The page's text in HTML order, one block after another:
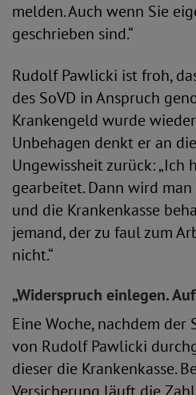
melden. Auch wenn Sie
geschrieben sind.“
Rudolf Pawlicki ist froh,
des SoVD in Anspruch
Krankengeld wurde
Unbehagen denkt er an
Ungewissheit zurück: „Ich
gearbeitet. Dann wird
und die Krankenkasse
jemand, der zu faul zum
nicht.“
„Widerspruch einlegen.
Eine Woche, nachdem der
von Rudolf Pawlicki
dieser die Krankenkasse.